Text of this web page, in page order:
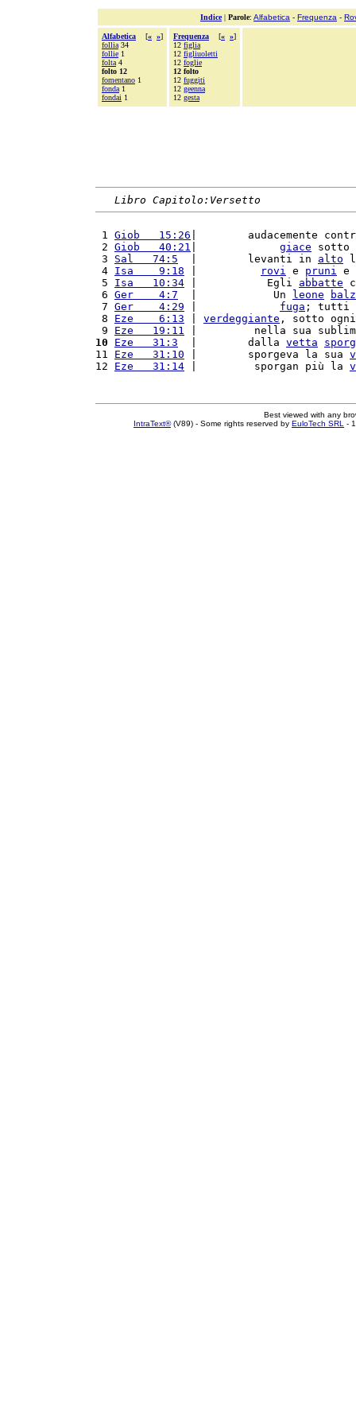
Indice| Parole: Alfabetica - Frequenza -
Alfabetica [« »]
follia 34
follie 1
folta 4
folto 12
fomentano 1
fonda 1
fondai 1
Frequenza [« »]
12 figlia
12 figliuoletti
12 foglie
12 folto
12 fuggiti
12 geenna
12 gesta
Libro Capitolo:Versetto
1 Giob   15:26 |        audacemente
2 Giob   40:21 giace
3 Sal   74:5
  |        levanti in
alto
4 Isa    9:18 rovi e pruni e
5 Isa   10:34 |           Egli abbatte
6 Ger    4:7
  |            Un
leone
7 Ger    4:29 fuga ; tutti
8 Eze    6:13 verdeggiante , sotto
9 Eze   19:11 |         nella sua
10
Eze   31:3
  |        dalla
vetta
11 Eze   31:10 |        sporgeva la sua
12 Eze   31:14 |         sporgan più la
Best viewed with any
IntraText®(V89) - Some rights reserved by EuloTech SRL -